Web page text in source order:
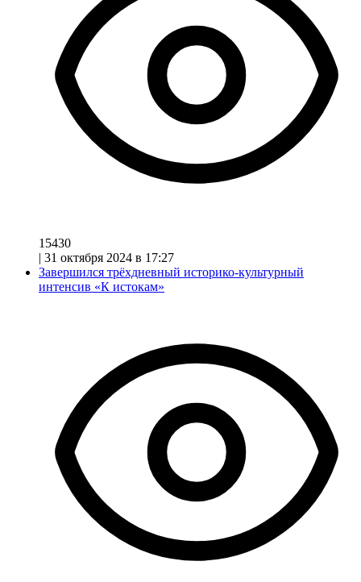
15430
| 31 октября 2024 в 17:27
Завершился трёхдневный историко-культурный
интенсив «К истокам»